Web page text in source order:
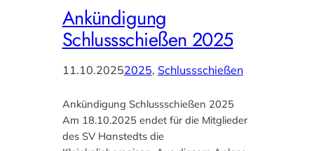
Ankündigung
Schlussschießen 2025
11.10.20252025, Schlussschießen
Ankündigung Schlussschießen 2025
Am 18.10.2025 endet für die Mitglieder
des SV Hanstedts die